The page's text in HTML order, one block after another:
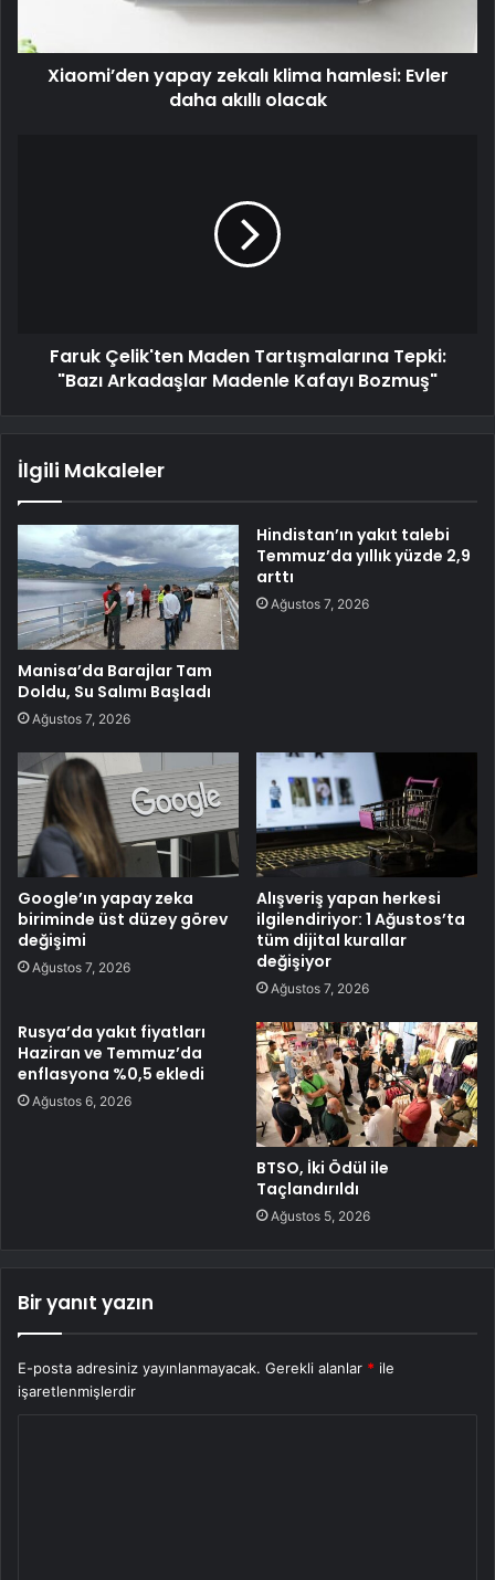
Xiaomi’den yapay zekalı klima hamlesi: Evler
daha akıllı olacak
Faruk Çelik'ten Maden Tartışmalarına Tepki:
"Bazı Arkadaşlar Madenle Kafayı Bozmuş"
İlgili Makaleler
Manisa’da Barajlar Tam
Doldu, Su Salımı Başladı
Ağustos 7, 2026
Hindistan’ın yakıt talebi
Temmuz’da yıllık yüzde 2,9
arttı
Ağustos 7, 2026
Google’ın yapay zeka
biriminde üst düzey görev
değişimi
Ağustos 7, 2026
Alışveriş yapan herkesi
ilgilendiriyor: 1 Ağustos’ta
tüm dijital kurallar
değişiyor
Ağustos 7, 2026
Rusya’da yakıt fiyatları
Haziran ve Temmuz’da
enflasyona %0,5 ekledi
Ağustos 6, 2026
BTSO, İki Ödül ile
Taçlandırıldı
Ağustos 5, 2026
Bir yanıt yazın
E-posta adresiniz yayınlanmayacak. Gerekli alanlar * ile
işaretlenmişlerdir